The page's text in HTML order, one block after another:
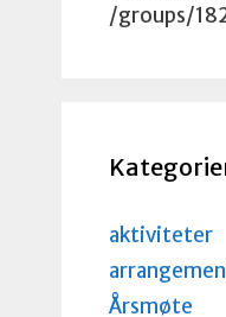
/groups/
aktiviteter
Årsmøte